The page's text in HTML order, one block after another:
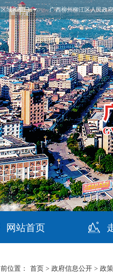
域和部门 广西柳州柳江区人民政
网站首页
位置： 首页 > 政府信息公开 > 政策